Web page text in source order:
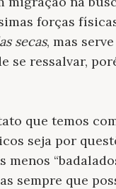
forças
secas, mas
se ressalvar,
que temos
seja por
sempre que